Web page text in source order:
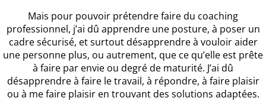
Mais pour pouvoir prétendre faire du coaching
professionnel, j’ai dû apprendre une posture, à poser un
cadre sécurisé, et surtout désapprendre à vouloir aider
une personne plus, ou autrement, que ce qu’elle est prête
à faire par envie ou degré de maturité. J’ai dû
désapprendre à faire le travail, à répondre, à faire plaisir
ou à me faire plaisir en trouvant des solutions adaptées.